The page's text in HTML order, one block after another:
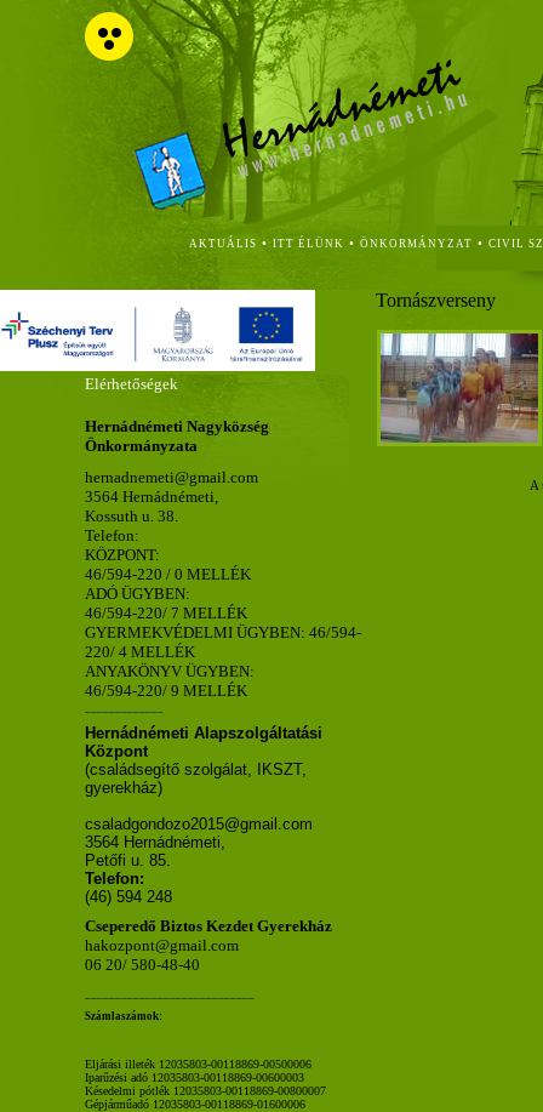
AKTUÁLIS • ITT ÉLÜNK • ÖNKORMÁNYZAT • CIVIL
Elérhetőségek
Hernádnémeti Nagyközség
Önkormányzata
hernadnemeti@gmail.com
3564 Hernádnémeti,
Kossuth u. 38.
Telefon:
KÖZPONT:
46/594-220 / 0 MELLÉK
ADÓ ÜGYBEN:
46/594-220/ 7 MELLÉK
GYERMEKVÉDELMI ÜGYBEN: 46/594-
220/ 4 MELLÉK
ANYAKÖNYV ÜGYBEN:
46/594-220/ 9 MELLÉK
Hernádnémeti Alapszolgáltatási
Központ
(családsegítő szolgálat, IKSZT,
gyerekház)
csaladgondozo2015@gmail.com
3564 Hernádnémeti,
Petőfi u. 85.
Telefon:
(46) 594 248
Cseperedő Biztos Kezdet Gyerekház
hakozpont@gmail.com
06 20/ 580-48-40
Számlaszámok:
Eljárási illeték 12035803-00118869-00500006
Iparűzési adó 12035803-00118869-00600003
Késedelmi pótlék 12035803-00118869-00800007
Gépjárműadó 12035803-00118869-01600006
Tornászverseny
A